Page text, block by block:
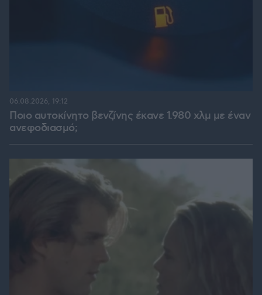
Ποιο αυτοκίνητο βενζίνης έκανε 1.980 χλμ με έναν
ανεφοδιασμό;
06.08.2026, 19:12